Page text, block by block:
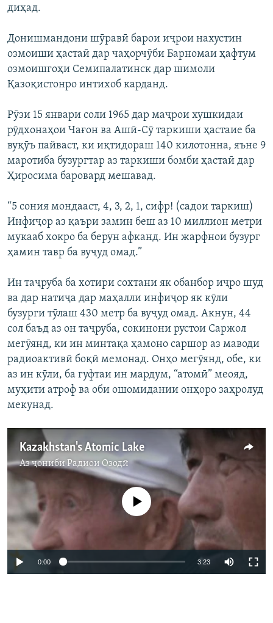
диҳад.
Донишмандони шӯравӣ барои иҷрои нахустин
озмоиши ҳастаӣ дар чаҳорчӯби Барномаи ҳафтум
озмоишгоҳи Семипалатинск дар шимоли
Қазоқистонро интихоб карданд.
Рӯзи 15 январи соли 1965 дар маҷрои хушкидаи
рӯдхонаҳои Чағон ва Ашӣ-Сӯ таркиши ҳастаие ба
вуқӯъ пайваст, ки иқтидораш 140 килотонна, яъне 9
маротиба бузургтар аз таркиши бомби ҳастаӣ дар
Ҳиросима баровард мешавад.
“5 сония мондааст, 4, 3, 2, 1, сифр! (садои таркиш)
Инфиҷор аз қаъри замин беш аз 10 миллион метри
мукааб хокро ба берун афканд. Ин жарфнои бузург
ҳамин тавр ба вуҷуд омад.”
Ин таҷруба ба хотири сохтани як обанбор иҷро шуд
ва дар натиҷа дар маҳалли инфиҷор як кӯли
бузурги тӯлаш 430 метр ба вуҷуд омад. Акнун, 44
сол баъд аз он таҷруба, сокинони рустои Саржол
мегӯянд, ки ин минтақа ҳамоно саршор аз маводи
радиоактивӣ боқӣ мемонад. Онҳо мегӯянд, обе, ки
аз ин кӯли, ба гуфтаи ин мардум, “атомӣ” меояд,
муҳити атроф ва оби ошомидании онҳоро заҳролуд
мекунад.
Kazakhstan's Atomic Lake
Аз ҷониби Радиои Озодӣ
Феълан кор намекунад
0:00 3:23